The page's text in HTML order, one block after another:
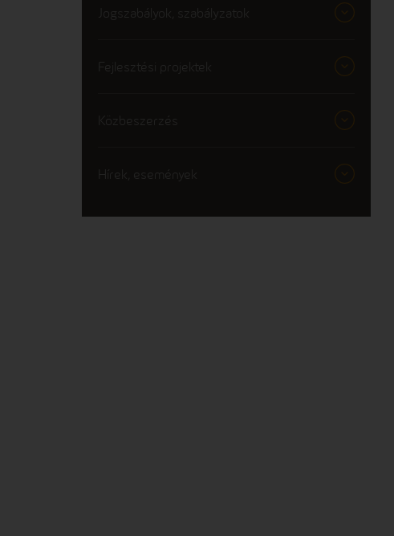
Jogszabályok, szabályzatok
Fejlesztési projektek
Közbeszerzés
Hírek, események